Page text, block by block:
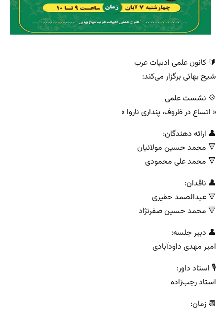
🔰 کانون علمی ادبیات عرب
شیخ بهائی برگزار می‌کند:
💠 نشست علمی
« اتساع در ظروف، پنداری ناروا »
👤 ارائه دهندگان:
🔻 محمد حسین مولائیان
🔻 محمد علی محمودی
👤 ناقدان:
🔻 عبدالصمد حقیری
🔻 محمد حسین صفرنژاد
👤 دبیر جلسه:
امیر مهدی داودآبادی
🎙 استاد داور:
استاد رجب‌زاده
📆 زمان: